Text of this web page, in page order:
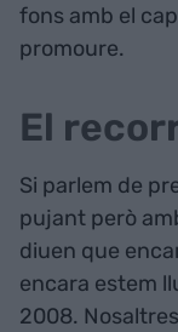
fons amb el
promoure.
El
Si parlem de
pujant però
diuen que
encara estem
2008.